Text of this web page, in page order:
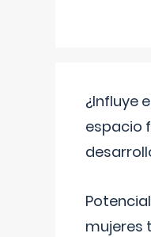
¿Influye
espacio
mujeres